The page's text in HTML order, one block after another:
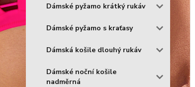
Dámské pyžamo krátký rukáv
Dámské pyžamo s kraťasy
Dámská košile dlouhý rukáv
Dámské noční košile
nadměrná